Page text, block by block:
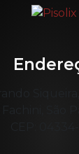
Fachini, São